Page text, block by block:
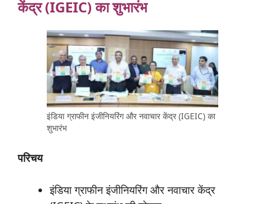
केंद्र (IGEIC)काशुभारंभ
इंडिया ग्राफीन इंजीनियरिंग और नवाचार केंद्र (IGEIC) का
शुभारंभ
परिचय
इंडिया ग्राफीन इंजीनियरिंग और नवाचार केंद्र